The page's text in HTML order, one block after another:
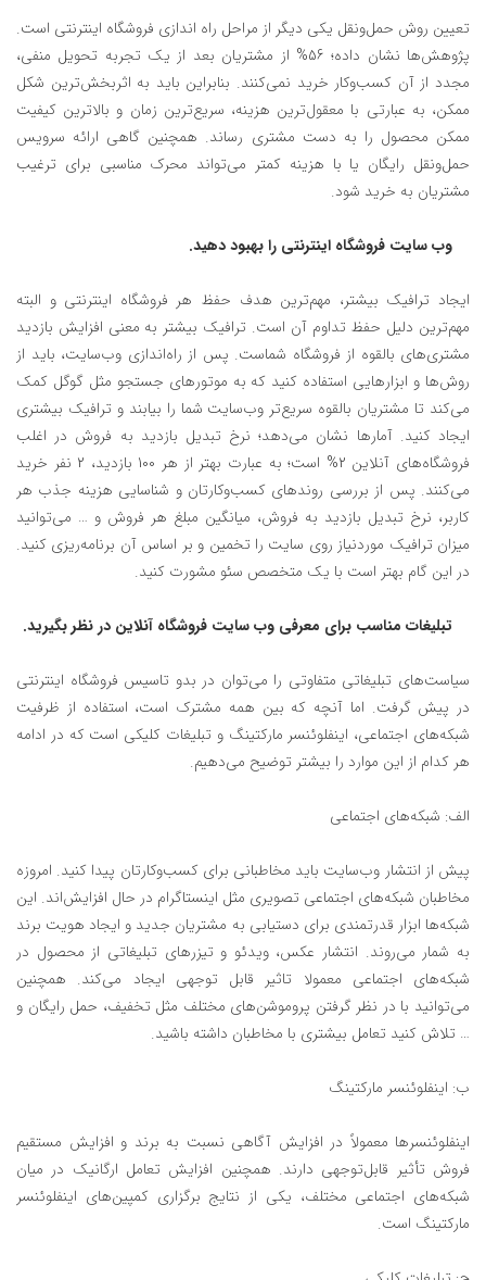
تعیین روش حمل‌ونقل یکی دیگر از مراحل راه اندازی فروشگاه اینترنتی است.
پژوهش‌ها نشان داده؛ 56% از مشتریان بعد از یک تجربه تحویل منفی،
مجدد از آن کسب‌وکار خرید نمی‌کنند. بنابراین باید به اثربخش‌ترین شکل
ممکن، به عبارتی با معقول‌ترین هزینه، سریع‌ترین زمان و بالاترین کیفیت
ممکن محصول را به دست مشتری رساند. همچنین گاهی ارائه سرویس
حمل‌و‌نقل رایگان یا با هزینه کمتر می‌تواند محرک مناسبی برای ترغیب
مشتریان به خرید شود.
وب‌ سایت فروشگاه اینترنتی را بهبود دهید.
ایجاد ترافیک بیشتر، مهم‌ترین هدف حفظ هر فروشگاه اینترنتی و البته
مهم‌ترین دلیل حفظ تداوم آن است. ترافیک بیشتر به معنی افزایش بازدید
مشتری‌های بالقوه از فروشگاه شماست. پس از راه‌اندازی وب‌سایت، باید از
روش‌ها و ابزارهایی استفاده کنید که به موتور‌های جستجو مثل گوگل کمک
می‌کند تا مشتریان بالقوه سریع‌تر وب‌سایت شما را بیابند و ترافیک بیشتری
ایجاد کنید. آمارها نشان می‌دهد؛ نرخ تبدیل بازدید به فروش در اغلب
فروشگاه‌های آنلاین 2% است؛ به عبارت بهتر از هر 100 بازدید، 2 نفر خرید
می‌کنند. پس از بررسی روندهای کسب‌و‌کارتان و شناسایی هزینه جذب هر
کاربر، نرخ تبدیل بازدید به فروش، میانگین مبلغ هر فروش و … می‌توانید
میزان ترافیک موردنیاز روی سایت را تخمین و بر اساس آن برنامه‌ریزی کنید.
در این گام بهتر است با یک متخصص سئو مشورت کنید.
تبلیغات مناسب برای معرفی وب‌ سایت فروشگاه آنلاین در نظر بگیرید.
سیاست‌های تبلیغاتی متفاوتی را می‌توان در بدو تاسیس فروشگاه اینترنتی
در پیش گرفت. اما آنچه که بین همه مشترک است، استفاده از ظرفیت
شبکه‌های اجتماعی، اینفلوئنسر مارکتینگ و تبلیغات کلیکی است که در ادامه
هر کدام از این موارد را بیشتر توضیح می‌دهیم.
الف: شبکه‌های اجتماعی
پیش از انتشار وب‌سایت باید مخاطبانی برای کسب‌وکارتان پیدا کنید. امروزه
مخاطبان شبکه‌های اجتماعی تصویری مثل اینستاگرام در حال افزایش‌اند. این
شبکه‌ها ابزار قدرتمندی برای دستیابی به مشتریان جدید و ایجاد هویت برند
به شمار می‌روند. انتشار عکس، ویدئو و تیزرهای تبلیغاتی از محصول در
شبکه‌های اجتماعی معمولا تاثیر قابل توجهی ایجاد می‌کند. همچنین
می‌توانید با در نظر گرفتن پروموشن‌های مختلف مثل تخفیف، حمل رایگان و
… تلاش کنید تعامل بیشتری با مخاطبان داشته باشید.
ب: اینفلوئنسر مارکتینگ
اینفلوئنسرها معمولاً در افزایش آگاهی نسبت به برند و افزایش مستقیم
فروش تأثیر قابل‌توجهی دارند. همچنین افزایش تعامل ارگانیک در میان
شبکه‌های اجتماعی مختلف، یکی از نتایج برگزاری کمپین‌های اینفلوئنسر
مارکتینگ است.